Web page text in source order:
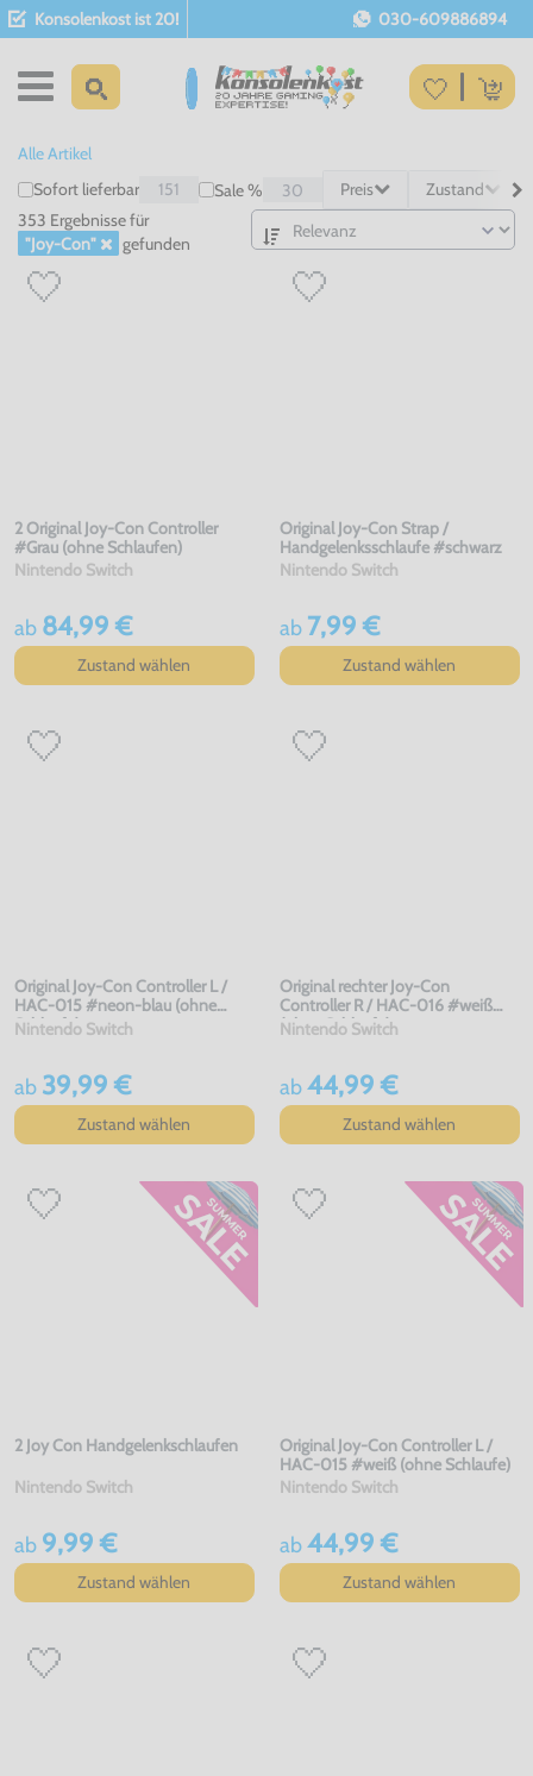
Konsolenkost ist 20! 030-609886894
Alle Artikel
Sofort lieferbar
151 Sale % 30 Preis
Zustand
353 Ergebnissefür
"Joy-Con"
gefunden
2 Original Joy-Con Controller
#Grau (ohne Schlaufen)
Nintendo Switch
ab 84,99 €
Zustand wählen
Original Joy-Con Strap /
Handgelenksschlaufe #schwarz
Nintendo Switch
ab 7,99 €
Zustand wählen
Original Joy-Con Controller L /
HAC-015 #neon-blau (ohne
Schlaufe)
Nintendo Switch
ab 39,99 €
Zustand wählen
Original rechter Joy-Con
Controller R / HAC-016 #weiß
(ohne Schlaufe)
Nintendo Switch
ab44,99 €
Zustand wählen
2 Joy Con Handgelenkschlaufen
Nintendo Switch
ab 9,99 €
Zustand wählen
Original Joy-Con Controller L /
HAC-015 #weiß (ohne Schlaufe)
Nintendo Switch
ab44,99 €
Zustand wählen